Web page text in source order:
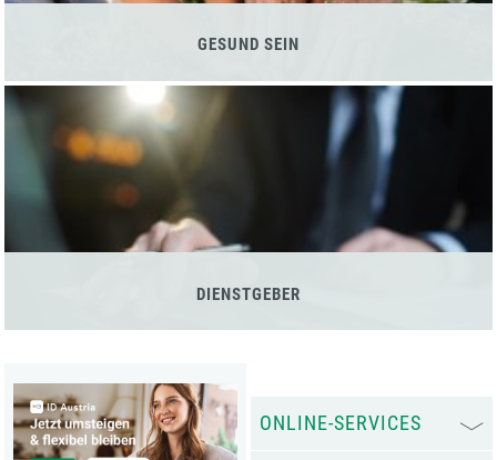
GESUND SEIN
DIENSTGEBER
ONLINE-SERVICES